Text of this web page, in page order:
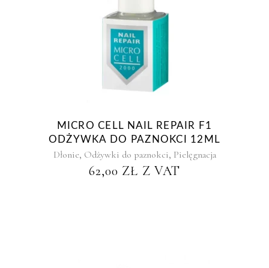
MICRO CELL NAIL REPAIR F1
ODŻYWKA DO PAZNOKCI 12ML
Dłonie, Odżywki do paznokci, Pielęgnacja
62,00 ZŁ Z VAT